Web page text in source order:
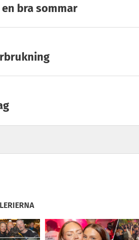
bra sommar